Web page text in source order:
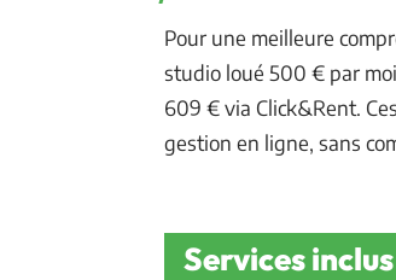
Pour une meilleure
studio loué 500 € par
609 € via Click&Rent.
gestion en ligne, sans
Services